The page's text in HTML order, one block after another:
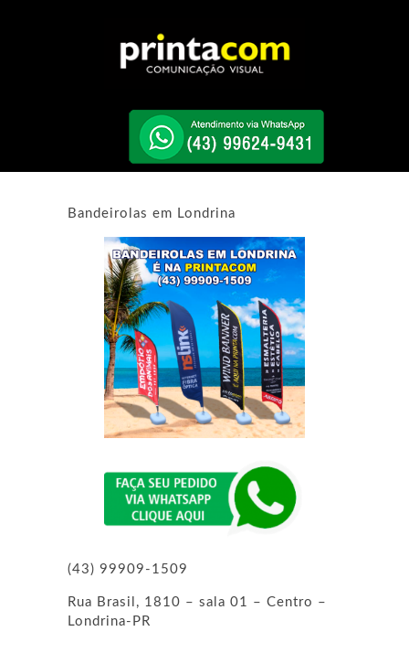
Bandeirolas em Londrina
(43) 99909-1509
Rua Brasil, 1810 – sala 01 – Centro –
Londrina-PR